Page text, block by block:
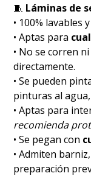
🧵 Láminas de
• 100% lavables
• Aptas para
• No se corren
directamente.
• Se pueden
pinturas al agua,
• Aptas para
recomienda
• Se pegan con
• Admiten
preparación